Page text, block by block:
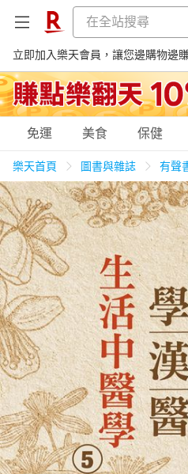
立即加入樂天會員，讓您邊購物邊
購物網分類
天天免運 美食蛋糕
居家生活 3C家電
女裝 男裝
日本購物 電子/紙本書
HOT
免運 美食 保健
樂天首頁 圖書與雜誌 有聲